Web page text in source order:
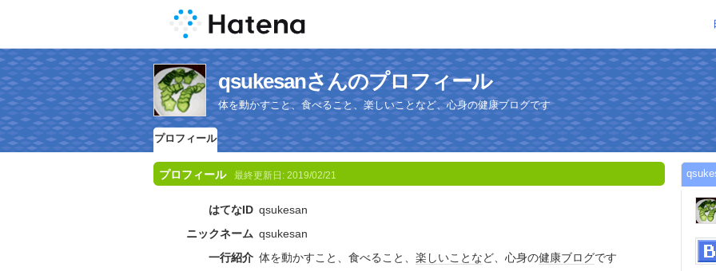
qsukesanさんのプロフィール
体を動かすこと、食べること、楽しいことなど、心身の健康ブログです
プロフィール
プロフィール 最終更新日: 2019/02/21
はてなID qsukesan
ニックネーム qsukesan
一行紹介 体を動かすこと、食べること、 楽しいことなど、心身の健康ブログです